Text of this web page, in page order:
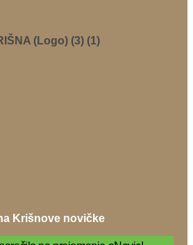
Krišnove novičke